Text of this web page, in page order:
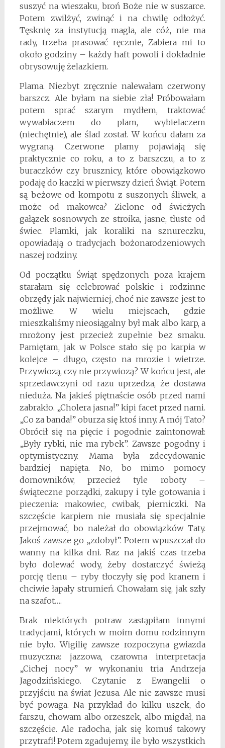
suszyć na wieszaku, broń Boże nie w suszarce.
Potem zwilżyć, zwinąć i na chwilę odłożyć.
Tęsknię za instytucją magla, ale cóż, nie ma
rady, trzeba prasować ręcznie, Zabiera mi to
około godziny – każdy haft powoli i dokładnie
obrysowuję żelazkiem.
Plama. Niezbyt zręcznie nalewałam czerwony
barszcz. Ale byłam na siebie zła! Próbowałam
potem sprać szarym mydłem, traktować
wywabiaczem do plam, wybielaczem
(niechętnie), ale ślad został. W końcu dałam za
wygraną. Czerwone plamy pojawiają się
praktycznie co roku, a to z barszczu, a to z
buraczków czy brusznicy, które obowiązkowo
podaję do kaczki w pierwszy dzień Świąt. Potem
są beżowe od kompotu z suszonych śliwek, a
może od makowca? Zielone od świeżych
gałązek sosnowych ze stroika, jasne, tłuste od
świec. Plamki, jak koraliki na sznureczku,
opowiadają o tradycjach bożonarodzeniowych
naszej rodziny.
Od początku Świąt spędzonych poza krajem
starałam się celebrować polskie i rodzinne
obrzędy jak najwierniej, choć nie zawsze jest to
możliwe. W wielu miejscach, gdzie
mieszkaliśmy nieosiągalny był mak albo karp, a
mrożony jest przecież zupełnie bez smaku.
Pamiętam, jak w Polsce stało się po karpia w
kolejce – długo, często na mrozie i wietrze.
Przywiozą, czy nie przywiozą? W końcu jest, ale
sprzedawczyni od razu uprzedza, że dostawa
nieduża. Na jakieś piętnaście osób przed nami
zabrakło. „Cholera jasna!” kipi facet przed nami.
„Co za banda!” oburza się ktoś inny. A mój Tato?
Obrócił się na pięcie i pogodnie zaintonował:
„Były rybki, nie ma rybek”. Zawsze pogodny i
optymistyczny. Mama była zdecydowanie
bardziej napięta. No, bo mimo pomocy
domowników, przecież tyle roboty –
świąteczne porządki, zakupy i tyle gotowania i
pieczenia: makowiec, cwibak, pierniczki. Na
szczęście karpiem nie musiała się specjalnie
przejmować, bo należał do obowiązków Taty.
Jakoś zawsze go „zdobył”. Potem wpuszczał do
wanny na kilka dni. Raz na jakiś czas trzeba
było dolewać wody, żeby dostarczyć świeżą
porcję tlenu – ryby tłoczyły się pod kranem i
chciwie łapały strumień. Chowałam się, jak szły
na szafot….
Brak niektórych potraw zastąpiłam innymi
tradycjami, których w moim domu rodzinnym
nie było. Wigilię zawsze rozpoczyna gwiazda
muzyczna: jazzowa, czarowna interpretacja
„Cichej nocy” w wykonaniu tria Andrzeja
Jagodzińskiego. Czytanie z Ewangelii o
przyjściu na świat Jezusa. Ale nie zawsze musi
być powaga. Na przykład do kilku uszek, do
farszu, chowam albo orzeszek, albo migdał, na
szczęście. Ale radocha, jak się komuś takowy
przytrafi! Potem zgadujemy, ile było wszystkich